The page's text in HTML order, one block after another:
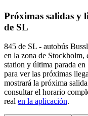
Próximas salidas y
de SL
845 de SL - autobús
en la zona de Stockholm,
station y última parada
para ver las próximas
mostrará la próxima
consultar el horario
real en la aplicación.